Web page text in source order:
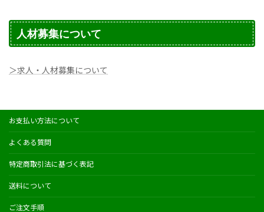
人材募集について
＞求人・人材募集について
お支払い方法について
よくある質問
特定商取引法に基づく表記
送料について
ご注文手順